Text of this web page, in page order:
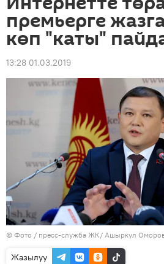
премьерге
көп "каты"
13:28 01.03.2019
© Фото / пресс-служба ЖК/ Ашыркул
Жазылуу